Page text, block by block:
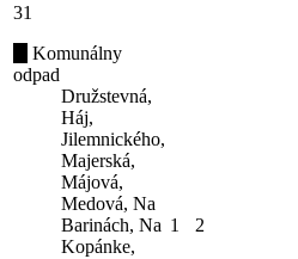
31
Komunálny
odpad
Družstevná,
Háj,
Jilemnického,
Majerská,
Májová,
Medová, Na
Barinách, Na
Kopánke,
1 2